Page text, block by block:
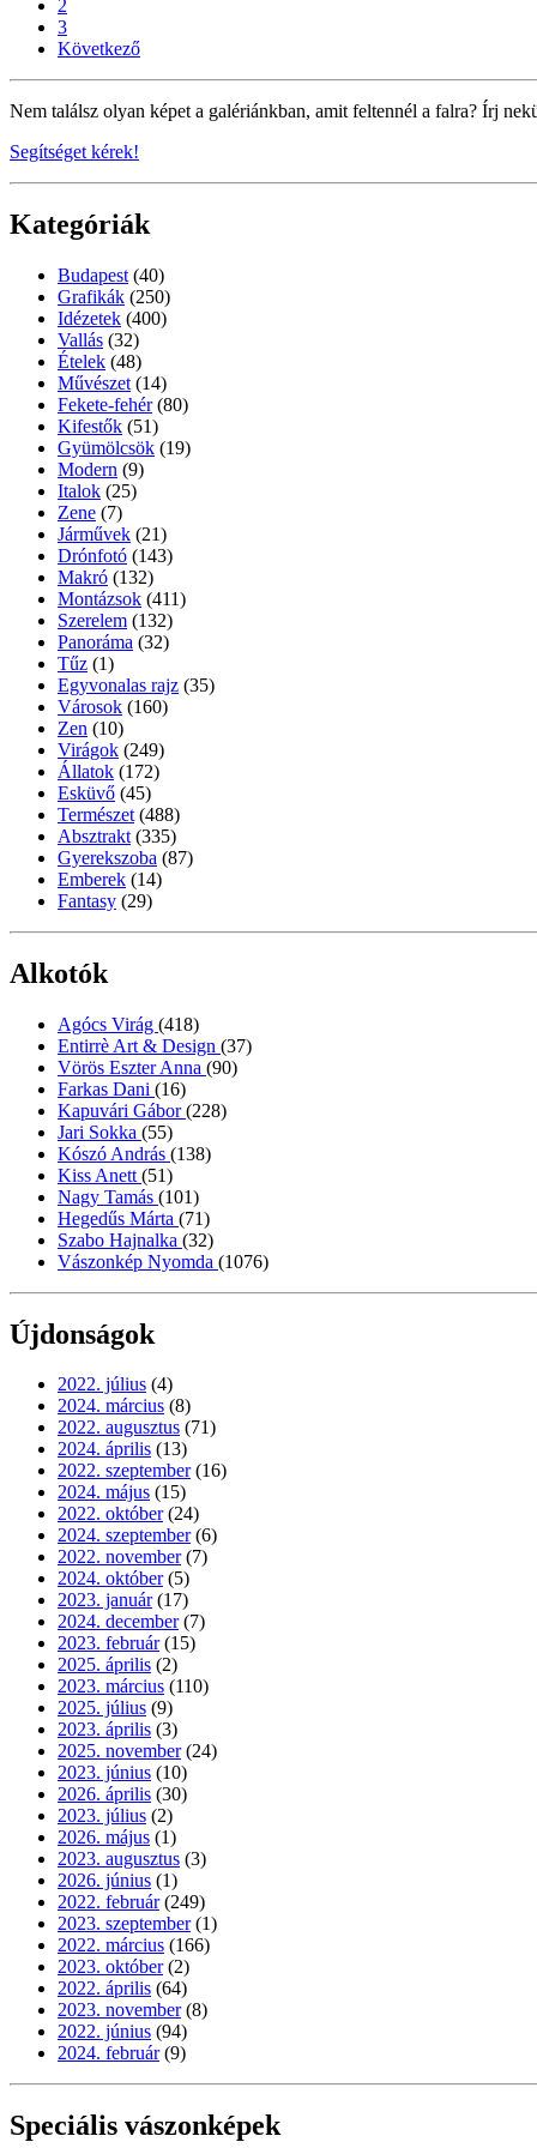
2
3
Következő
Nem találsz olyan képet a galériánkban, amit feltennél a falra? Írj
Segítséget kérek!
Kategóriák
Budapest (40)
Grafikák (250)
Idézetek (400)
Vallás (32)
Ételek (48)
Művészet (14)
Fekete-fehér (80)
Kifestők (51)
Gyümölcsök (19)
Modern (9)
Italok (25)
Zene (7)
Járművek (21)
Drónfotó (143)
Makró (132)
Montázsok (411)
Szerelem (132)
Panoráma (32)
Tűz (1)
Egyvonalas rajz (35)
Városok (160)
Zen (10)
Virágok (249)
Állatok (172)
Esküvő (45)
Természet (488)
Absztrakt (335)
Gyerekszoba (87)
Emberek (14)
Fantasy (29)
Alkotók
Agócs Virág (418)
Entirrè Art & Design (37)
Vörös Eszter Anna (90)
Farkas Dani (16)
Kapuvári Gábor(228)
Jari Sokka (55)
Kószó András (138)
Kiss Anett (51)
Nagy Tamás (101)
Hegedűs Márta (71)
Szabo Hajnalka (32)
Vászonkép Nyomda (1076)
Újdonságok
2022. július (4)
2024. március (8)
2022. augusztus (71)
2024. április (13)
2022. szeptember (16)
2024. május (15)
2022. október (24)
2024. szeptember (6)
2022. november (7)
2024. október (5)
2023. január (17)
2024. december (7)
2023. február (15)
2025. április (2)
2023. március (110)
2025. július (9)
2023. április (3)
2025. november (24)
2023. június (10)
2026. április (30)
2023. július (2)
2026. május (1)
2023. augusztus (3)
2026. június (1)
2022. február (249)
2023. szeptember (1)
2022. március (166)
2023. október (2)
2022. április (64)
2023. november (8)
2022. június (94)
2024. február (9)
Speciális vászonképek